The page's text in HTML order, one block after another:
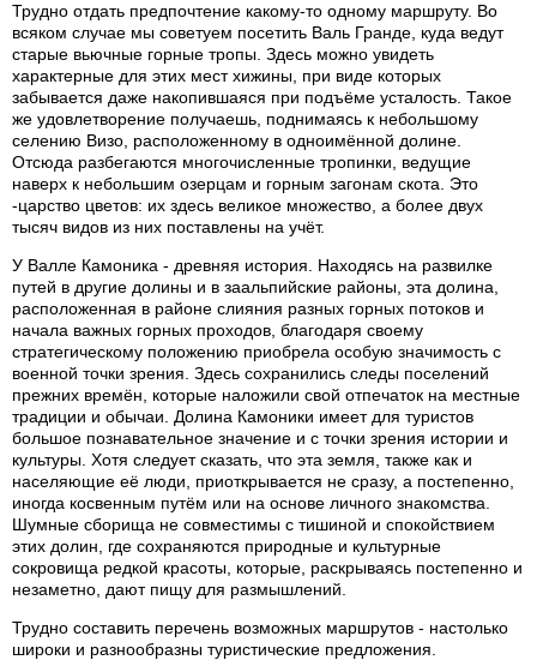
Трудно отдать предпочтение какому-то одному маршруту. Во
всяком случае мы советуем посетить Валь Гранде, куда ведут
старые вьючные горные тропы. Здесь можно увидеть
характерные для этих мест хижины, при виде которых
забывается даже накопившаяся при подъёме усталость. Такое
же удовлетворение получаешь, поднимаясь к небольшому
селению Визо, расположенному в одноимённой долине.
Отсюда разбегаются многочисленные тропинки, ведущие
наверх к небольшим озерцам и горным загонам скота. Это
-царство цветов: их здесь великое множество, а более двух
тысяч видов из них поставлены на учёт.
У Валле Камоника - древняя история. Находясь на развилке
путей в другие долины и в заальпийские районы, эта долина,
расположенная в районе слияния разных горных потоков и
начала важных горных проходов, благодаря своему
стратегическому положению приобрела особую значимость с
военной точки зрения. Здесь сохранились следы поселений
прежних времён, которые наложили свой отпечаток на местные
традиции и обычаи. Долина Камоники имеет для туристов
большое познавательное значение и с точки зрения истории и
культуры. Хотя следует сказать, что эта земля, также как и
населяющие её люди, приоткрывается не сразу, а постепенно,
иногда косвенным путём или на основе личного знакомства.
Шумные сборища не совместимы с тишиной и спокойствием
этих долин, где сохраняются природные и культурные
сокровища редкой красоты, которые, раскрываясь постепенно и
незаметно, дают пищу для размышлений.
Трудно составить перечень возможных маршрутов - настолько
широки и разнообразны туристические предложения.